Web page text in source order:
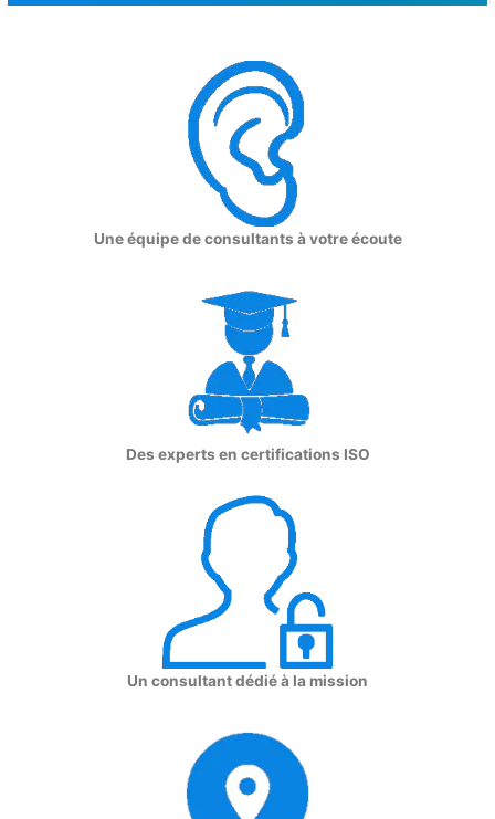
Une équipe de consultants à votre écoute
Des experts en certifications ISO
Un consultant dédié à la mission